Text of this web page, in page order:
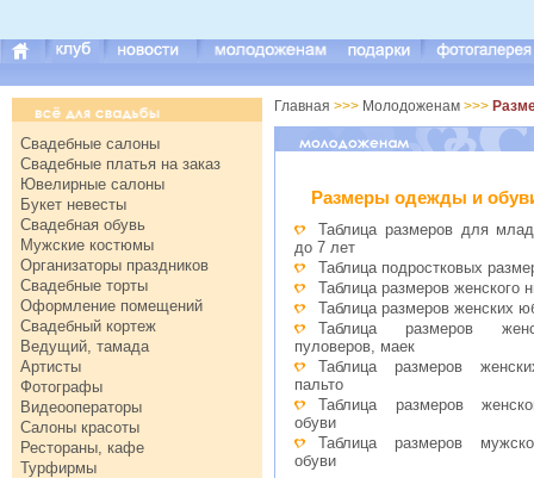
Свадебные салоны
Свадебные платья на заказ
Ювелирные салоны
Букет невесты
Свадебная обувь
Мужские костюмы
Организаторы праздников
Свадебные торты
Оформление помещений
Свадебный кортеж
Ведущий, тамада
Артисты
Фотографы
Видеооператоры
Салоны красоты
Рестораны, кафе
Турфирмы
Главная >>> Молодоженам >>>
Размеры одежды и
Таблица размеров для
до 7 лет
Таблица подростковых
Таблица размеров женского
Таблица размеров женских
Таблица размеров
пуловеров, маек
Таблица размеров
пальто
Таблица размеров
обуви
Таблица размеров
обуви